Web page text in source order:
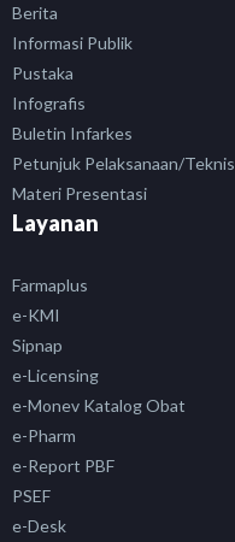
Berita
Informasi Publik
Pustaka
Infografis
Buletin Infarkes
Petunjuk Pelaksanaan/Teknis
Materi Presentasi
Layanan
Farmaplus
e-KMI
Sipnap
e-Licensing
e-Monev Katalog Obat
e-Pharm
e-Report PBF
PSEF
e-Desk